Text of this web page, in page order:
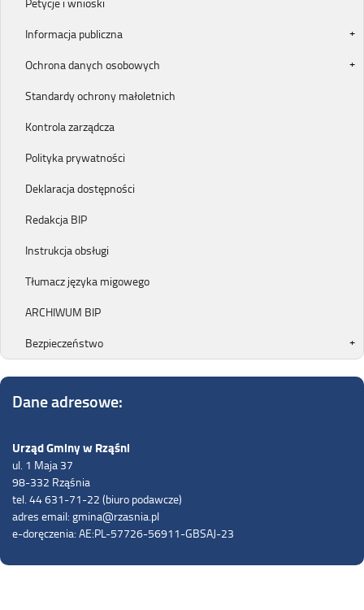
Informacja publiczna
Ochrona danych osobowych
Standardy ochrony małoletnich
Kontrola zarządcza
Polityka prywatności
Deklaracja dostępności
Redakcja BIP
Instrukcja obsługi
Tłumacz języka migowego
ARCHIWUM BIP
Bezpieczeństwo
Dane adresowe:
Urząd Gminy w Rząśni
ul. 1 Maja 37
98-332 Rząśnia
tel. 44 631-71-22 (biuro podawcze)
adres email: gmina@rzasnia.pl
e-doręczenia: AE:PL-57726-56911-GBSAJ-23